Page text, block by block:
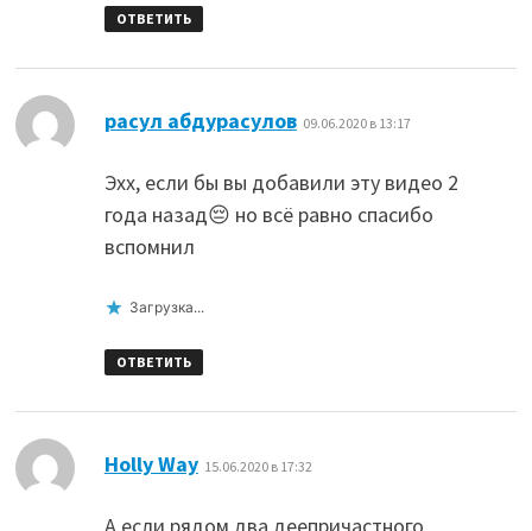
ОТВЕТИТЬ
расул абдурасулов: 09.06.2020 в 13:17
Эхх, если бы вы добавили эту видео 2
года назад😔 но всё равно спасибо
вспомнил
Загрузка...
ОТВЕТИТЬ
Holly Way: 15.06.2020 в 17:32